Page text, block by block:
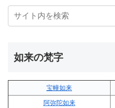
如来の梵字
宝幢如来
阿弥陀如来